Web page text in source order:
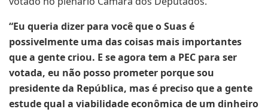
“Eu queria dizer para você que o Suas é
possivelmente uma das coisas mais importantes
que a gente criou. E se agora tem a PEC para ser
votada, eu não posso prometer porque sou
presidente da República, mas é preciso que a gente
estude qual a viabilidade econômica de um dinheiro